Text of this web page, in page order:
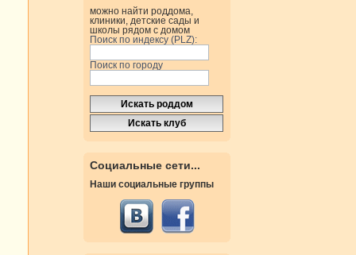
можно найти роддома,
клиники, детские сады и
школы рядом с домом
Поиск по индексу (PLZ):
Поиск по городу
Социальные сети...
Наши социальные группы